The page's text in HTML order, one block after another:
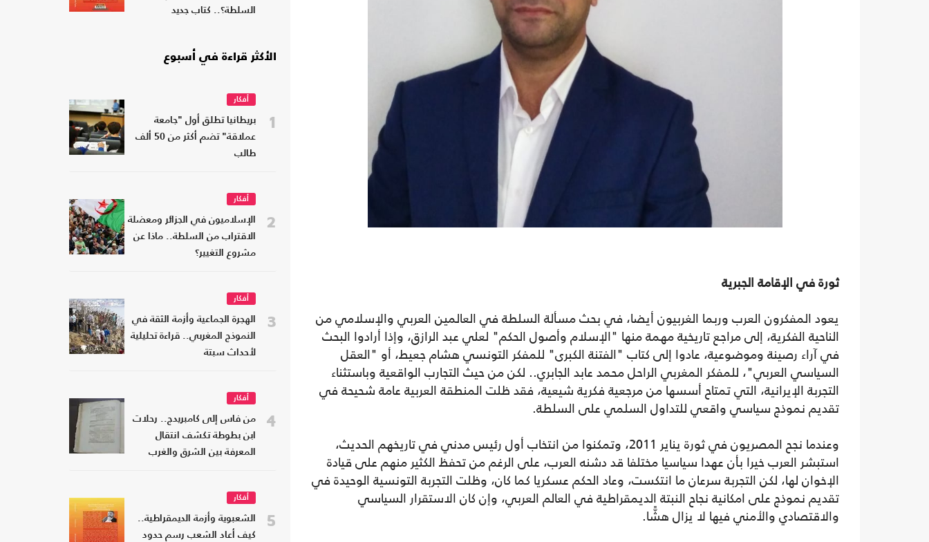
ثورة في الإقامة الجبرية
يعود المفكرون العرب وربما الغربيون أيضا، في بحث مسألة السلطة في العالمين العربي والإسلامي من
الناحية الفكرية، إلى مراجع تاريخية مهمة منها "الإسلام وأصول الحكم" لعلي عبد الرازق، وإذا أرادوا البحث
في آراء رصينة وموضوعية، عادوا إلى كتاب "الفتنة الكبرى" للمفكر التونسي هشام جعيط، أو "العقل
السياسي العربي"، للمفكر المغربي الراحل محمد عابد الجابري.. لكن من حيث التجارب الواقعية وباستثناء
التجربة الإيرانية، التي تمتاح أسسها من مرجعية فكرية شيعية، فقد ظلت المنطقة العربية عامة شحيحة في
تقديم نموذج سياسي واقعي للتداول السلمي على السلطة.
وعندما نجح المصريون في ثورة يناير 2011، وتمكنوا من انتخاب أول رئيس مدني في تاريخهم الحديث،
استبشر العرب خيرا بأن عهدا سياسيا مختلفا قد دشنه العرب، على الرغم من تحفظ الكثير منهم على قيادة
الإخوان لها، لكن التجربة سرعان ما انتكست، وعاد الحكم عسكريا كما كان، وظلت التجربة التونسية الوحيدة في
تقديم نموذج على امكانية نجاح النبتة الديمقراطية في العالم العربي، وإن كان الاستقرار السياسي
والاقتصادي والأمني فيها لا يزال هشًّا.
السلطة؟.. كتاب جديد
الأكثر قراءة في أسبوع
1
أفكار
بريطانيا تطلق أول "جامعة
عملاقة" تضم أكثر من 50 ألف
طالب
2
أفكار
الإسلاميون في الجزائر ومعضلة
الاقتراب من السلطة.. ماذا عن
مشروع التغيير؟
3
أفكار
الهجرة الجماعية وأزمة الثقة في
النموذج المغربي.. قراءة تحليلية
لأحداث سبتة
4
أفكار
من فاس إلى كامبريدج.. رحلات
ابن بطوطة تكشف انتقال
المعرفة بين الشرق والغرب
5
أفكار
الشعبوية وأزمة الديمقراطية..
كيف أعاد الشعب رسم حدود